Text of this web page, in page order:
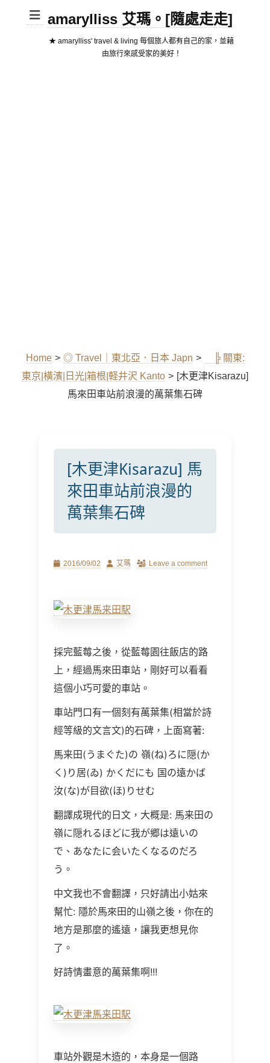
amarylliss 艾瑪。[隨處走走]
★ amarylliss' travel & living 每個旅人都有自己的家，並藉
由旅行來感受家的美好！
Home > ◎ Travel｜東北亞．日本 Japn >
╠ 關東:
東京|橫濱|日光|箱根|軽井沢 Kanto > [木更津Kisarazu]
馬來田車站前浪漫的萬葉集石碑
[木更津Kisarazu] 馬
來田車站前浪漫的
萬葉集石碑
Posted2016/09/02 Author
艾瑪 Leave a comment
採完藍莓之後，從藍莓園往飯店的路
上，經過馬來田車站，剛好可以看看
這個小巧可愛的車站。
車站門口有一個刻有萬葉集(相當於詩
經等級的文言文)的石碑，上面寫著:
馬来田(うまぐた)の 嶺(ね)ろに隠(か
く)り居(ゐ) かくだにも 国の遠かば
汝(な)が目欲(ほ)りせむ
翻譯成現代的日文，大概是: 馬来田の
嶺に隠れるほどに我が郷は遠いの
で、あなたに会いたくなるのだろ
う。
中文我也不會翻譯，只好請出小姑來
幫忙: 隱於馬來田的山嶺之後，你在的
地方是那麼的遙遠，讓我更想見你
了。
好詩情畫意的萬葉集啊!!!
車站外觀是木造的，本身是一個路